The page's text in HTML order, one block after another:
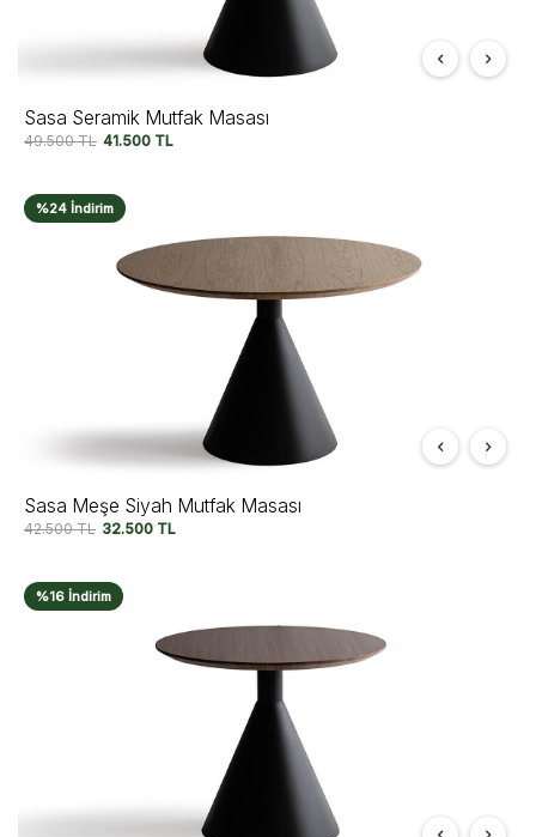
Sasa Seramik Mutfak Masası
49.500TL 41.500 TL
%24 İndirim
Sasa Meşe Siyah Mutfak Masası
42.500TL 32.500 TL
%16 İndirim